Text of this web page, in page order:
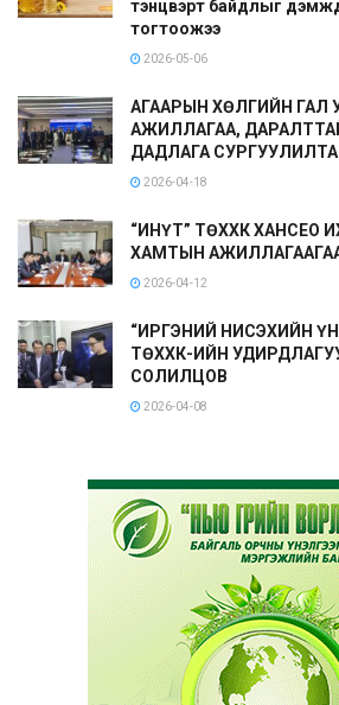
тэнцвэрт байдлыг
тогтоожээ
2026-05-06
АГААРЫН ХӨЛГИЙН ГАЛ
АЖИЛЛАГАА,
ДАДЛАГА
2026-04-18
“ИНҮТ” ТӨХХК ХАНСЕО
ХАМТЫН
2026-04-12
“ИРГЭНИЙ НИСЭХИЙН
ТӨХХК-ИЙН
СОЛИЛЦОВ
2026-04-08